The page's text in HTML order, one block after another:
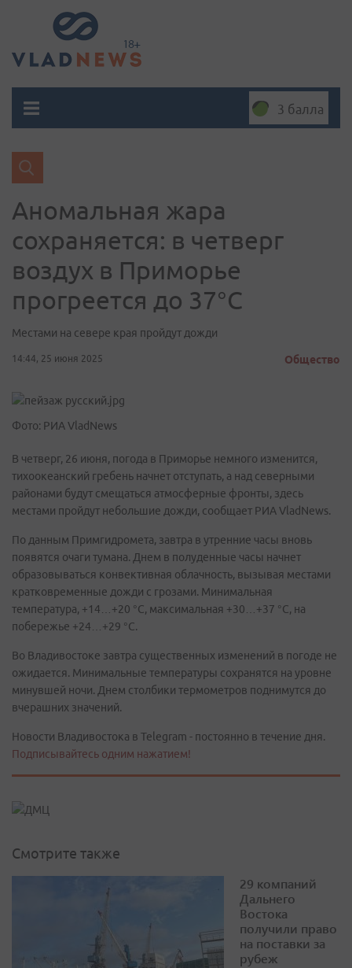
3 балла
Аномальная жара
сохраняется: в четверг
воздух в Приморье
прогреется до 37°С
Местами на севере края пройдут дожди
14:44, 25 июня 2025 Общество
Фото: РИА VladNews
В четверг, 26 июня, погода в Приморье немного изменится,
тихоокеанский гребень начнет отступать, а над северными
районами будут смещаться атмосферные фронты, здесь
местами пройдут небольшие дожди, сообщает РИА VladNews.
По данным Примгидромета, завтра в утренние часы вновь
появятся очаги тумана. Днем в полуденные часы начнет
образовываться конвективная облачность, вызывая местами
кратковременные дожди с грозами. Минимальная
температура, +14…+20 °С, максимальная +30…+37 °С, на
побережье +24…+29 °С.
Во Владивостоке завтра существенных изменений в погоде не
ожидается. Минимальные температуры сохранятся на уровне
минувшей ночи. Днем столбики термометров поднимутся до
вчерашних значений.
Новости Владивостока в Telegram - постоянно в течение дня.
Подписывайтесь одним нажатием!
Смотрите также
29 компаний
Дальнего
Востока
получили право
на поставки за
рубеж